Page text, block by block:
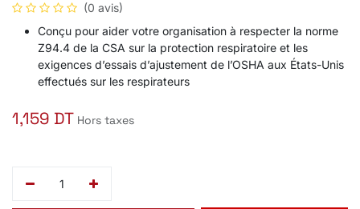
(0 avis)
Conçu pour aider votre organisation à respecter la norme
Z94.4 de la CSA sur la protection respiratoire et les
exigences d’essais d’ajustement de l’OSHA aux États-Unis
effectués sur les respirateurs
1,159 DT Hors taxes